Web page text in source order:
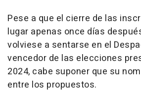
Pese a que el cierre de las
lugar apenas once días
volviese a sentarse en el
vencedor de las elecciones
2024, cabe suponer que su
entre los propuestos.